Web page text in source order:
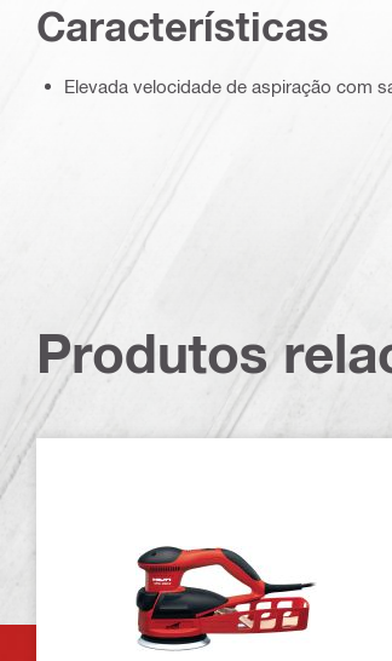
Características
Elevada velocidade de aspiração com
Produtos